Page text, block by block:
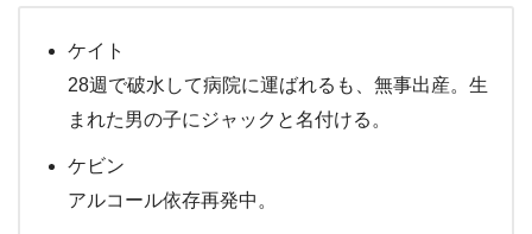
ケイト
28週で破水して病院に運ばれるも、無事出産。生
まれた男の子にジャックと名付ける。
ケビン
アルコール依存再発中。